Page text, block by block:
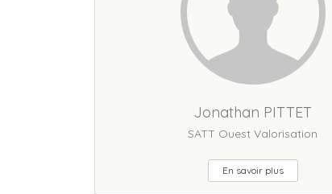
Jonathan PITTET
SATT Ouest Valorisation
En savoir plus